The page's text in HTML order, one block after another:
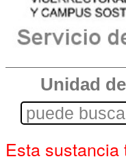
Unidad
Esta